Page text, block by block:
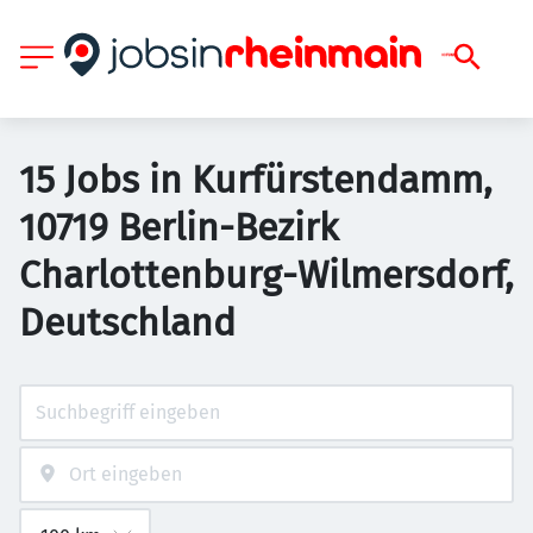
15 Jobs in Kurfürstendamm,
10719 Berlin-Bezirk
Charlottenburg-Wilmersdorf,
Deutschland